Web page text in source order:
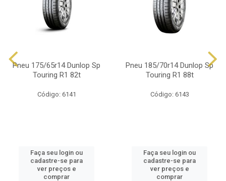
Pneu 175/65r14 Dunlop Sp
Touring R1 82t
Código: 6141
Faça seu login ou
cadastre-se para
ver preços e
comprar
Pneu 185/70r14 Dunlop Sp
Touring R1 88t
Código: 6143
Faça seu login ou
cadastre-se para
ver preços e
comprar